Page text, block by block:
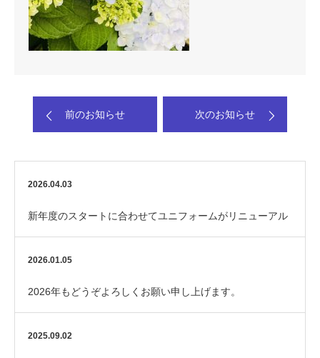
前のお知らせ 次のお知らせ
2026.04.03
新年度のスタートに合わせてユニフォームがリニューアル
しました！
2026.01.05
2026年もどうぞよろしくお願い申し上げます。
2025.09.02